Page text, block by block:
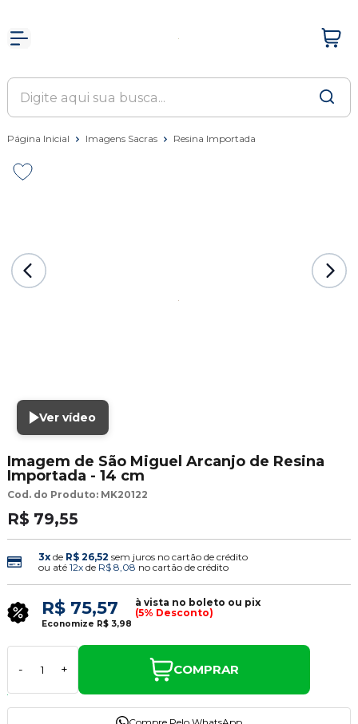
Página Inicial Imagens Sacras Resina Importada
Ver vídeo
Imagem de São Miguel Arcanjo de Resina
Importada - 14 cm
Cod. do Produto: MK20122
R$ 79,55
3xde R$ 26,52 sem juros no cartão de crédito
ou até 12xde R$ 8,08 no cartão de crédito
R$ 75,57
à vista no boleto ou pix
(5% Desconto)
Economize R$ 3,98
- + COMPRAR